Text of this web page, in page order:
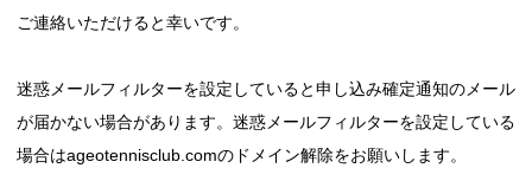
ご連絡いただけると幸いです。
迷惑メールフィルターを設定していると申し込み確定通知のメール
が届かない場合があります。迷惑メールフィルターを設定している
場合はageotennisclub.comのドメイン解除をお願いします。